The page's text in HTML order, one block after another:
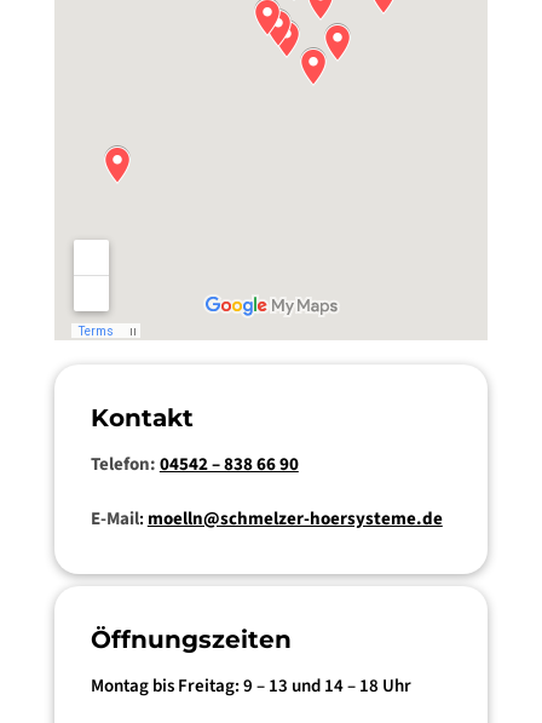
Kontakt
Telefon:04542 – 838 66 90
E-Mail: moelln@schmelzer-hoersysteme.de
Öffnungszeiten
Montag bis Freitag: 9 – 13 und 14 – 18 Uhr